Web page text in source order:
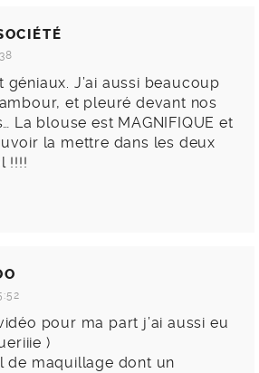
géniaux. J’ai aussi beaucoup
et pleuré devant nos
La blouse est MAGNIFIQUE et
la mettre dans les deux
!!!!
pour ma part j’ai aussi eu
)
de maquillage dont un